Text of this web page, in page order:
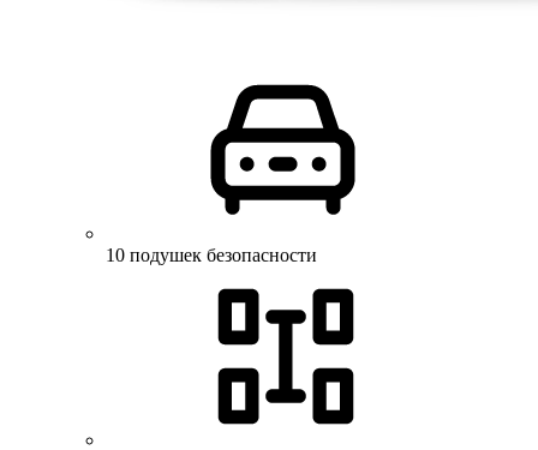
10 подушек безопасности